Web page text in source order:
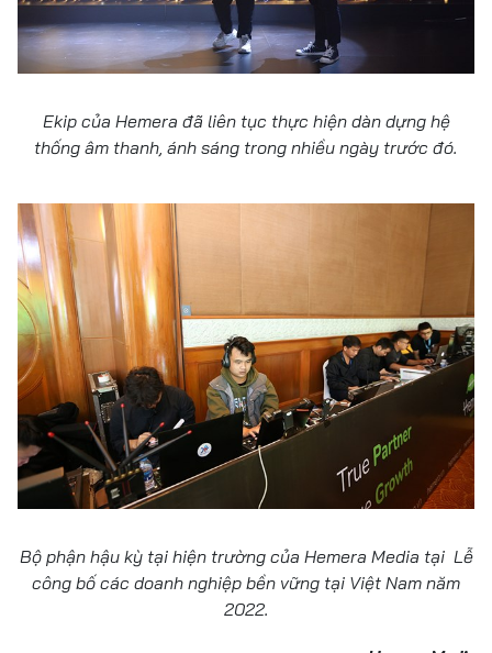
Ekip của Hemera đã liên tục thực hiện dàn dựng hệ
thống âm thanh, ánh sáng trong nhiều ngày trước đó.
Bộ phận hậu kỳ tại hiện trường của Hemera Media tại Lễ
công bố các doanh nghiệp bền vững tại Việt Nam năm
2022.